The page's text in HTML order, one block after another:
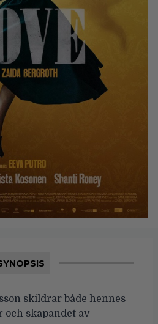
skildrar både hennes
skapandet av